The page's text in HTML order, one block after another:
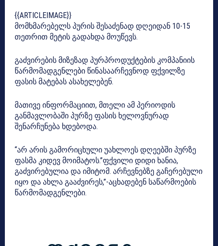
{{ARTICLEIMAGE}}
მომხმარებელს პურის შესაძენად დღეიდან 10-15
თეთრით მეტის გადახდა მოუწევს.
გაძვირების მიზეზად პურპროდუქტების კომპანიის
წარმომადგენლები წინასაარჩევნოდ ფქვილზე
ფასის მატებას ასახელებენ.
მათივე ინფორმაციით, მთელი ამ პერიოდის
განმავლობაში პურზე ფასის ხელოვნურად
შენარჩუნება ხდებოდა.
“არ არის გამორიცხული უახლოეს დღეებში პურზე
ფასმა კიდევ მოიმატოს.”ფქვილი დიდი ხანია,
გაძვირებულია და იმიტომ. არჩევნებზე გაჩერებული
იყო და ახლა გააძვირეს,”-აცხადებენ საწარმოების
წარმომადგენლები.